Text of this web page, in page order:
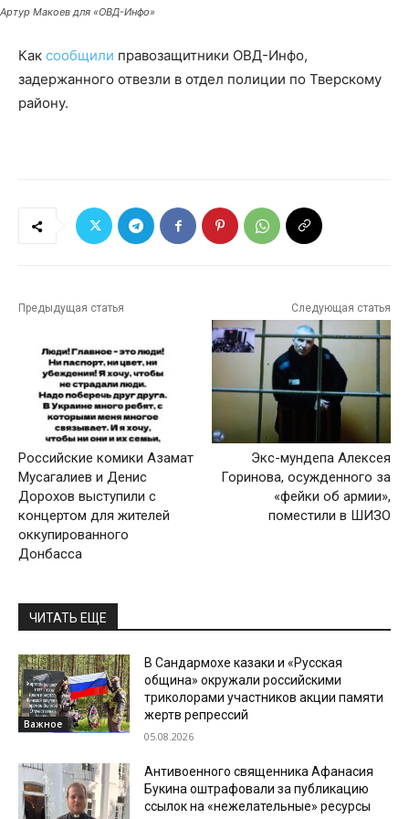
Артур Макоев для «ОВД-Инфо»
Как сообщили правозащитники ОВД-Инфо,
задержанного отвезли в отдел полиции по Тверскому
району.
Предыдущая статья
Российские комики Азамат
Мусагалиев и Денис
Дорохов выступили с
концертом для жителей
оккупированного
Донбасса
Следующая статья
Экс-мундепа Алексея
Горинова, осужденного за
«фейки об армии»,
поместили в ШИЗО
ЧИТАТЬ ЕЩЕ
Важное
В Сандармохе казаки и «Русская
община» окружали российскими
триколорами участников акции памяти
жертв репрессий
05.08.2026
Антивоенного священника Афанасия
Букина оштрафовали за публикацию
ссылок на «нежелательные» ресурсы